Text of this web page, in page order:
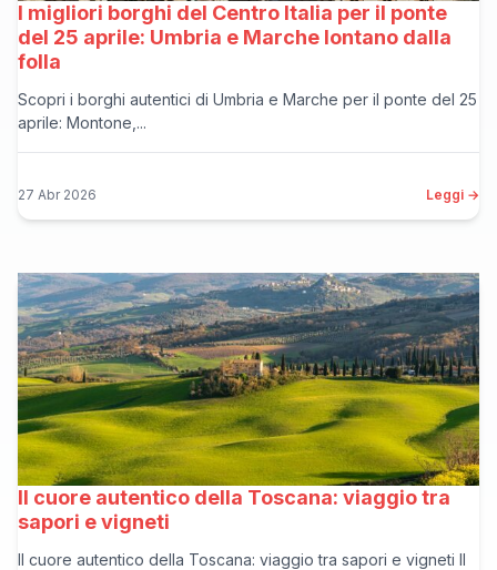
I migliori borghi del Centro Italia per il ponte
del 25 aprile: Umbria e Marche lontano dalla
folla
Scopri i borghi autentici di Umbria e Marche per il ponte del 25
aprile: Montone,...
27 Abr 2026 Leggi →
Il cuore autentico della Toscana: viaggio tra
sapori e vigneti
Il cuore autentico della Toscana: viaggio tra sapori e vigneti Il